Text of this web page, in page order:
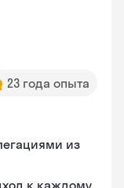
23 года опыта
из
к каждому